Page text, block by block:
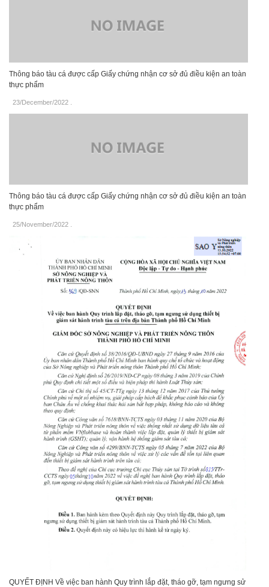
Thông báo tàu cá được cấp Giấy chứng nhận cơ sở đủ điều kiện an toàn
thực phẩm
23/December/2022
Thông báo tàu cá được cấp Giấy chứng nhận cơ sở đủ điều kiện an toàn
thực phẩm
25/November/2022
QUYẾT ĐỊNH Về việc ban hành Quy trình lắp đặt, tháo gỡ, tạm ngưng sử